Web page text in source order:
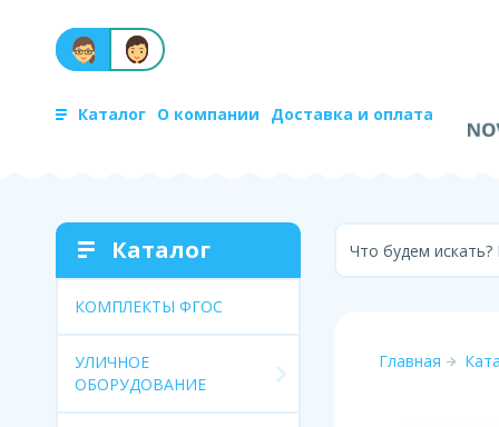
Каталог О компании Доставка и оплата
Каталог
КОМПЛЕКТЫ ФГОС
УЛИЧНОЕ
ОБОРУДОВАНИЕ
Что будем
Главная